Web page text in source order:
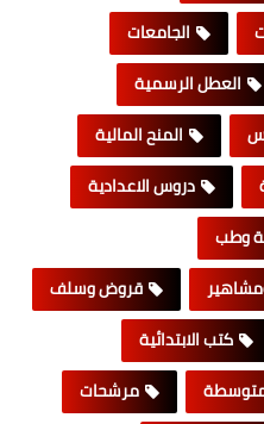
الجامعات
العطل الرسمية
المنح المالية
دروس الاعدادية
وطب
قروض وسلف
كتب الابتدائية
مرشحات